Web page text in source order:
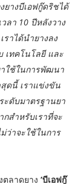
างบีเอฟกู๊ดริชได้
ลา 10 ปีหลังวาง
ราได้นำยางลง
เทคโนโลยี และ
ใช้ในการพัฒนา
ดนี้ เราแข่งขัน
ะดับมาตรฐานยา
กสำหรับเราที่จะ
ว่าจะใช้ในการ
ตลาดยาง ‘บีเอฟกู๊